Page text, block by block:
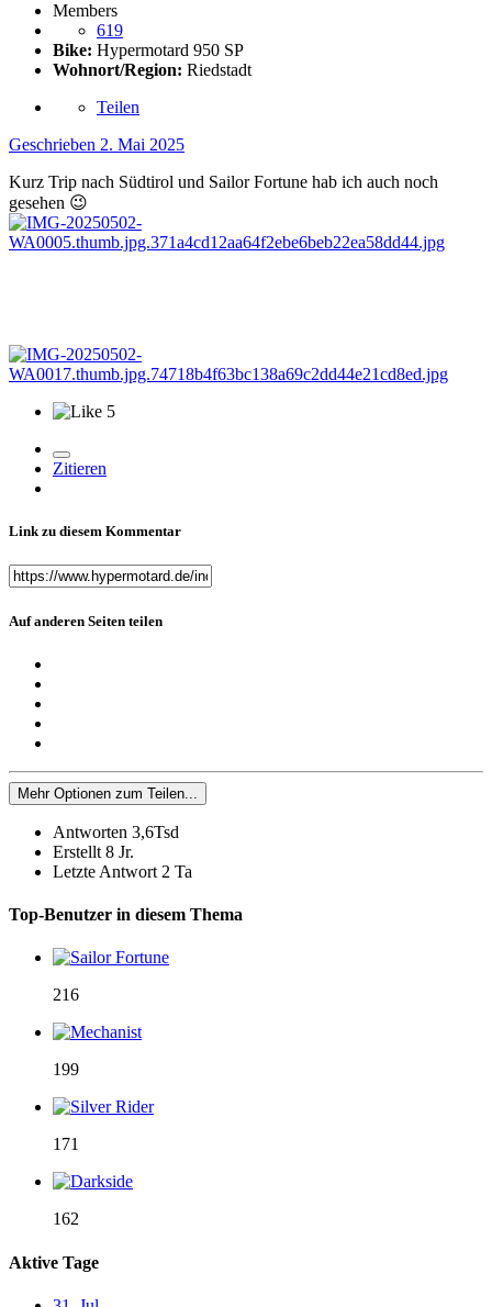
Members
619
Bike: Hypermotard 950 SP
Wohnort/Region: Riedstadt
Teilen
Geschrieben 2. Mai 2025
Kurz Trip nach Südtirol und Sailor Fortune hab ich auch noch
gesehen 😉
5
Zitieren
Link zu diesem Kommentar
Auf anderen Seiten teilen
Mehr Optionen zum Teilen...
Antworten 3,6Tsd
Erstellt 8 Jr.
Letzte Antwort 2 Ta
Top-Benutzer in diesem Thema
216
199
171
162
Aktive Tage